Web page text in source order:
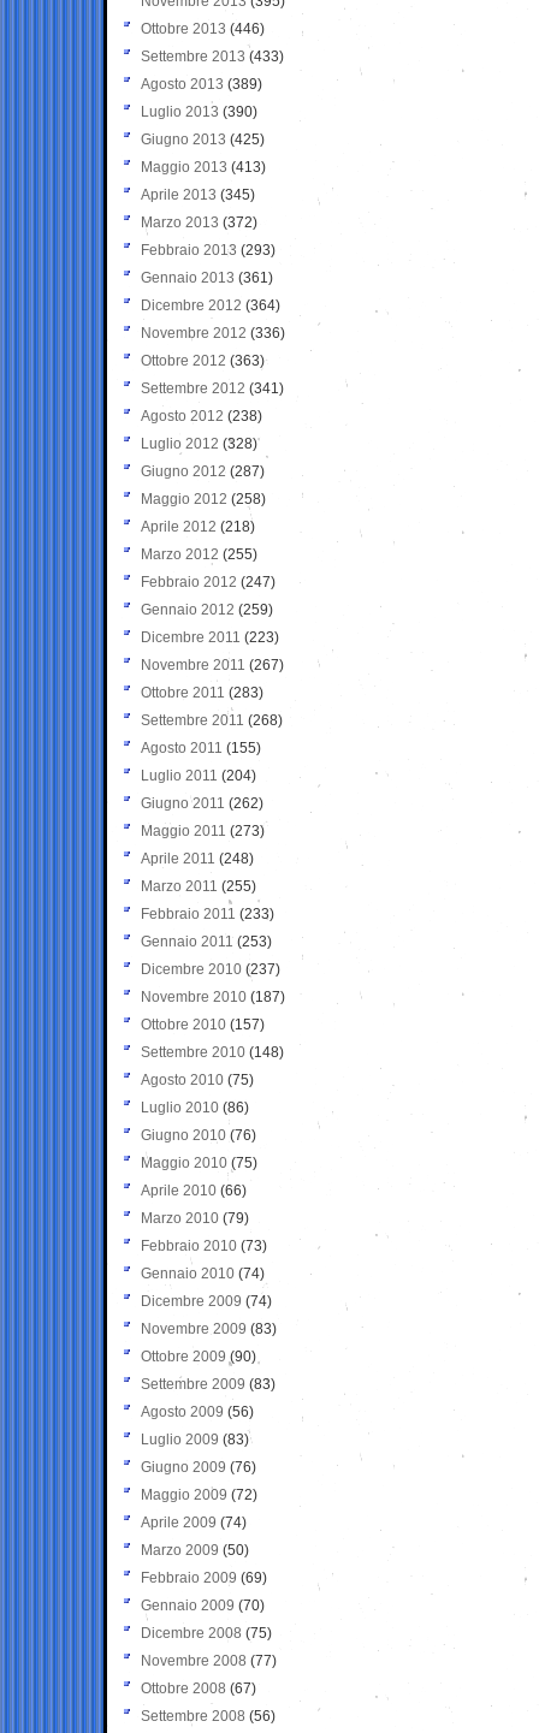
Ottobre 2013 (446)
Settembre 2013 (433)
Agosto 2013 (389)
Luglio 2013 (390)
Giugno 2013 (425)
Maggio 2013 (413)
Aprile 2013 (345)
Marzo 2013 (372)
Febbraio 2013 (293)
Gennaio 2013 (361)
Dicembre 2012 (364)
Novembre 2012 (336)
Ottobre 2012 (363)
Settembre 2012 (341)
Agosto 2012 (238)
Luglio 2012 (328)
Giugno 2012 (287)
Maggio 2012 (258)
Aprile 2012 (218)
Marzo 2012 (255)
Febbraio 2012 (247)
Gennaio 2012 (259)
Dicembre 2011 (223)
Novembre 2011 (267)
Ottobre 2011 (283)
Settembre 2011 (268)
Agosto 2011 (155)
Luglio 2011 (204)
Giugno 2011 (262)
Maggio 2011 (273)
Aprile 2011 (248)
Marzo 2011 (255)
Febbraio 2011 (233)
Gennaio 2011 (253)
Dicembre 2010 (237)
Novembre 2010 (187)
Ottobre 2010 (157)
Settembre 2010 (148)
Agosto 2010 (75)
Luglio 2010 (86)
Giugno 2010 (76)
Maggio 2010 (75)
Aprile 2010 (66)
Marzo 2010 (79)
Febbraio 2010 (73)
Gennaio 2010 (74)
Dicembre 2009 (74)
Novembre 2009 (83)
Ottobre 2009 (90)
Settembre 2009 (83)
Agosto 2009 (56)
Luglio 2009 (83)
Giugno 2009 (76)
Maggio 2009 (72)
Aprile 2009 (74)
Marzo 2009 (50)
Febbraio 2009 (69)
Gennaio 2009 (70)
Dicembre 2008 (75)
Novembre 2008 (77)
Ottobre 2008 (67)
Settembre 2008 (56)